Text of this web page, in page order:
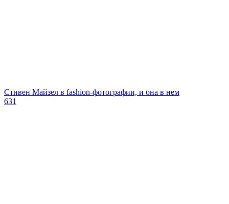
Стивен Майзел в fashion-фотографии, и она в нем
631